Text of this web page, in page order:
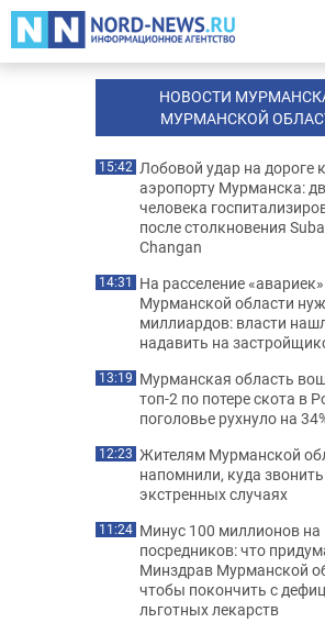
НОВОСТИ
МУРМАНСКОЙ
15:42 Лобовой удар на дороге к
аэропорту Мурманска:
человека
после столкновения
Changan
14:31 На расселение
Мурманской области
миллиардов: власти
надавить на
13:19 Мурманская область
топ-2 по потере скота в
поголовье рухнуло на
12:23 Жителям Мурманской
напомнили, куда
экстренных случаях
11:24 Минус 100 миллионов на
посредников: что
Минздрав Мурманской
чтобы покончить с
льготных лекарств